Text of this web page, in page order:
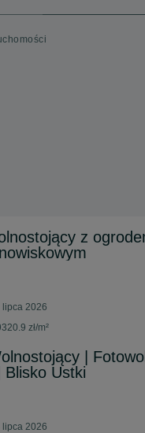
z
lipca 2026
zł/m²
|
Blisko Ustki
lipca 2026